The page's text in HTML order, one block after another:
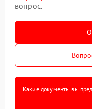
вопрос.
Какие документы вы